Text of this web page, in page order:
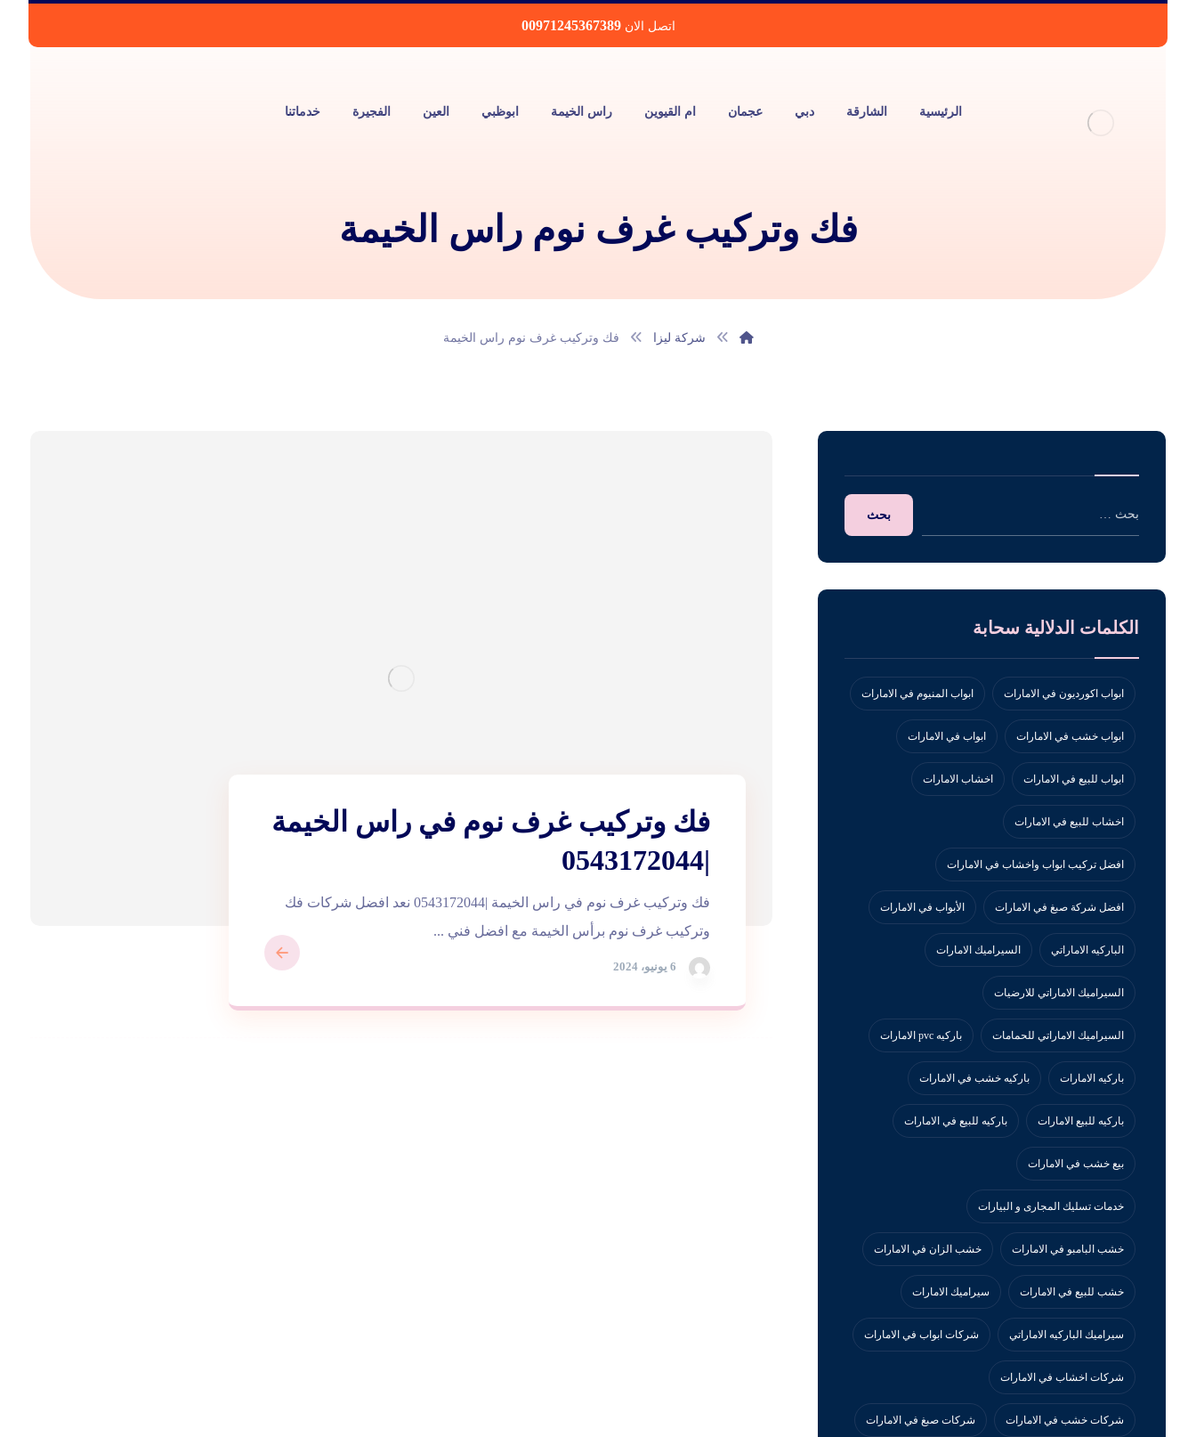
اتصل الان 00971245367389
الرئيسية الشارقة دبي عجمان ام القيوين راس الخيمة ابوظبي العين الفجيرة خدماتنا
فك وتركيب غرف نوم راس الخيمة
شركة ليزا فك وتركيب غرف نوم راس الخيمة
فك وتركيب غرف نوم في راس الخيمة
|0543172044
6 يونيو، 2024
فك وتركيب غرف نوم في راس الخيمة |0543172044 نعد افضل شركات فك
وتركيب غرف نوم برأس الخيمة مع افضل فني ...
الكلمات الدلالية سحابة
ابواب اكورديون في الامارات ابواب المنيوم في الامارات
ابواب خشب في الامارات ابواب في الامارات
ابواب للبيع في الامارات اخشاب الامارات
اخشاب للبيع في الامارات
افضل تركيب ابواب واخشاب في الامارات
افضل شركة صبغ في الامارات الأبواب في الامارات
الباركيه الاماراتي السيراميك الامارات
السيراميك الاماراتي للارضيات
السيراميك الاماراتي للحمامات باركيه pvc الامارات
باركيه الامارات باركيه خشب في الامارات
باركيه للبيع الامارات باركيه للبيع في الامارات
بيع خشب في الامارات
خدمات تسليك المجارى و البيارات
خشب البامبو في الامارات خشب الزان في الامارات
خشب للبيع في الامارات سيراميك الامارات
سيراميك الباركيه الاماراتي شركات ابواب في الامارات
شركات اخشاب في الامارات
شركات خشب في الامارات شركات صبغ في الامارات